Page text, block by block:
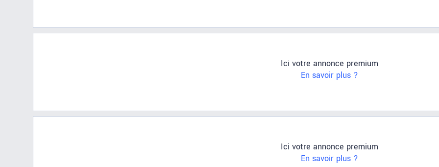
Ici votre annonce premium
En savoir plus ?
Ici votre annonce premium
En savoir plus ?